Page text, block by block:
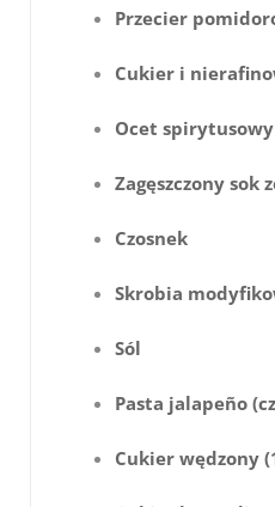
Przecier
Cukier i
Ocet spirytusowy
Zagęszczony sok
Czosnek
Skrobia
Sól
Pasta jalapeño
Cukier wędzony